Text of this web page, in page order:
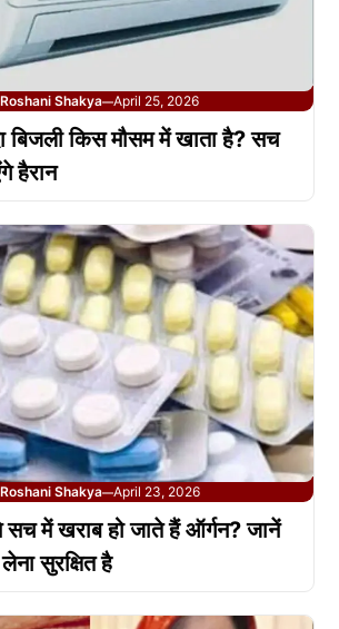
Roshani Shakya—April 25, 2026
बिजली किस मौसम में खाता है? सच
हैरान
Roshani Shakya—April 23, 2026
में खराब हो जाते हैं ऑर्गन? जानें
सुरक्षित है